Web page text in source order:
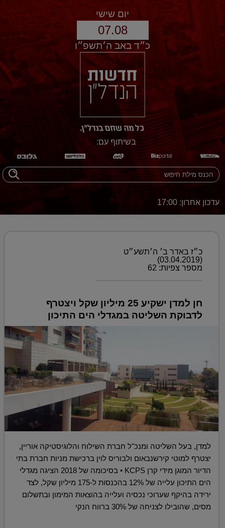
יום שישי
07.08
כ״ד באב ה׳תשפ״ו
בשיתוף עם:
עדכון אחרון: 17:00
כ״ז באדר ב׳ ה׳תשע״ט
(03.04.2019)
מספר צפיות: 62
חן למדן ישקיע 25 מיליון שקל ויצטרף
לדבוקת השליטה במגדלי הים התיכון
למדן, בעל השליטה ומנכ"ל חברת השילוח והלוגיסטיקה אוריין,
יצטרף למוטי קירשנבאום ולבוריס לוין ברכישת מניות חברת בתי
הדיור המוגן מידי קרן KCPS • בסיכומה של 2018 הציגה מגדלי
הים התיכון עלייה של 12% בהכנסות ל-175 מיליון שקל, לצד
ירידה בהיקף שערוכי נכסיה ועלייה בהוצאות המימון ובתשלום
מסים, שהובילו לצניחה של 30% ברווח הנקי